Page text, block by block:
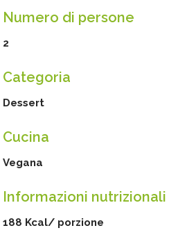
Numero di persone
2
Categoria
Dessert
Cucina
Vegana
Informazioni nutrizionali
188 Kcal/ porzione